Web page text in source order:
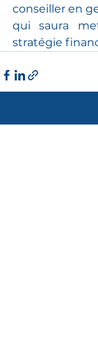
conseiller en
qui saura
stratégie